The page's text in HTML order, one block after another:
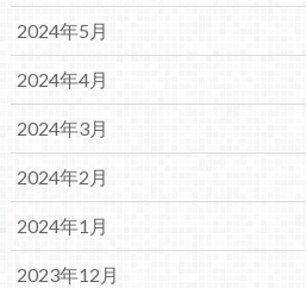
2024年5月
2024年4月
2024年3月
2024年2月
2024年1月
2023年12月